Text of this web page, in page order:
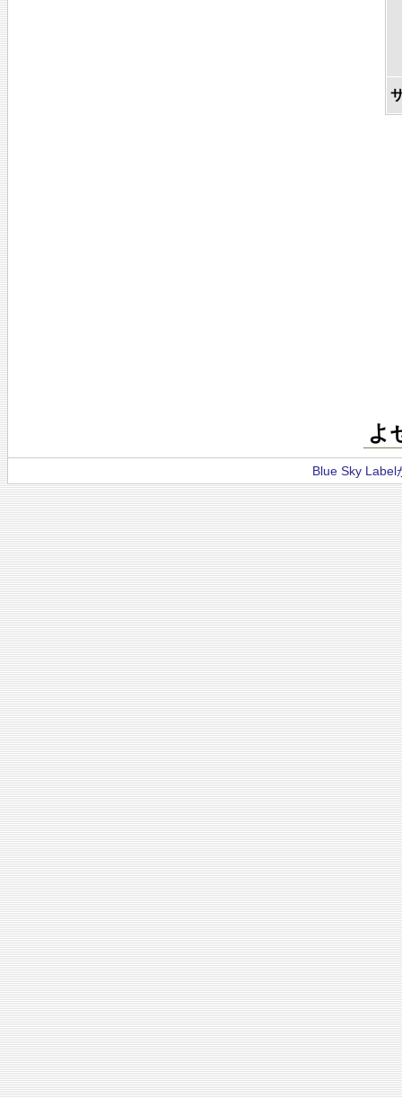
よ
Blue Sky Label